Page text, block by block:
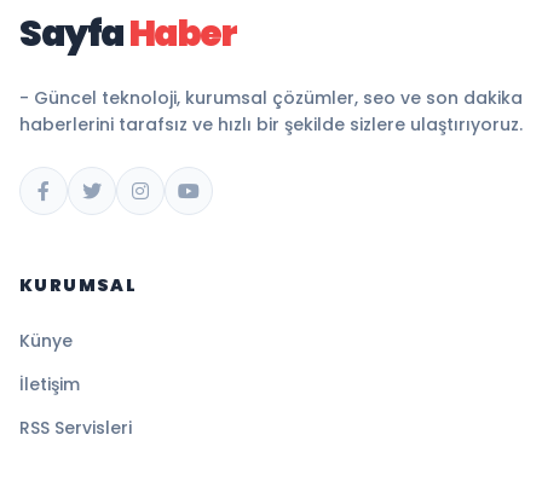
SayfaHaber
- Güncel teknoloji, kurumsal çözümler, seo ve son dakika
haberlerini tarafsız ve hızlı bir şekilde sizlere ulaştırıyoruz.
KURUMSAL
Künye
İletişim
RSS Servisleri